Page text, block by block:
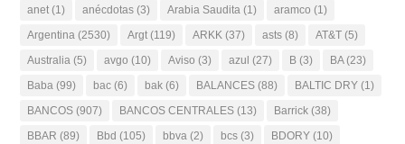
anet (1) anécdotas (3) Arabia Saudita (1) aramco (1)
Argentina (2530) Argt (119) ARKK (37) asts (8) AT&T (5)
Australia (5) avgo (10) Aviso (3) azul (27) B (3) BA(23)
Baba (99) bac (6) bak (6) BALANCES (88) BALTIC DRY (1)
BANCOS (907) BANCOS CENTRALES (13) Barrick (38)
BBAR (89) Bbd (105) bbva (2) bcs (3) BDORY (10)